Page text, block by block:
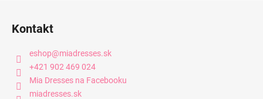
Kontakt
eshop@miadresses.sk
+421 902 469 024
Mia Dresses na Facebooku
miadresses.sk